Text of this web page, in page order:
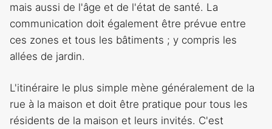
mais aussi de l'âge et de l'état de santé. La
communication doit également être prévue entre
ces zones et tous les bâtiments ; y compris les
allées de jardin.
L'itinéraire le plus simple mène généralement de la
rue à la maison et doit être pratique pour tous les
résidents de la maison et leurs invités. C'est